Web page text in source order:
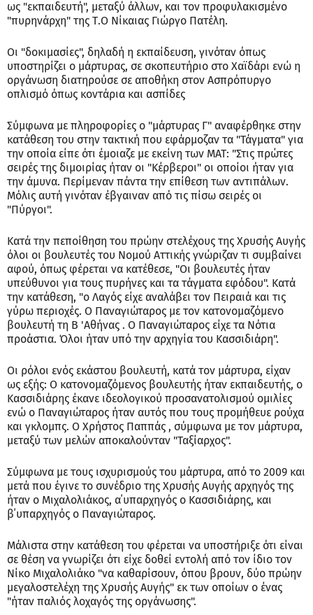
ως "εκπαιδευτή", μεταξύ άλλων, και τον προφυλακισμένο
"πυρηνάρχη" της Τ.Ο Νίκαιας Γιώργο Πατέλη.
Οι "δοκιμασίες", δηλαδή η εκπαίδευση, γινόταν όπως
υποστηρίζει ο μάρτυρας, σε σκοπευτήριο στο Χαϊδάρι ενώ η
οργάνωση διατηρούσε σε αποθήκη στον Ασπρόπυργο
οπλισμό όπως κοντάρια και ασπίδες
Σύμφωνα με πληροφορίες ο "μάρτυρας Γ" αναφέρθηκε στην
κατάθεση του στην τακτική που εφάρμοζαν τα "Τάγματα" για
την οποία είπε ότι έμοιαζε με εκείνη των ΜΑΤ: "Στις πρώτες
σειρές της διμοιρίας ήταν οι "Κέρβεροι" οι οποίοι ήταν για
την άμυνα. Περίμεναν πάντα την επίθεση των αντιπάλων.
Μόλις αυτή γινόταν έβγαιναν από τις πίσω σειρές οι
"Πύργοι".
Κατά την πεποίθηση του πρώην στελέχους της Χρυσής Αυγής
όλοι οι βουλευτές του Νομού Αττικής γνώριζαν τι συμβαίνει
αφού, όπως φέρεται να κατέθεσε, "Οι βουλευτές ήταν
υπεύθυνοι για τους πυρήνες και τα τάγματα εφόδου". Κατά
την κατάθεση, "ο Λαγός είχε αναλάβει τον Πειραιά και τις
γύρω περιοχές. Ο Παναγιώταρος με τον κατονομαζόμενο
βουλευτή τη Β 'Αθήνας . Ο Παναγιώταρος είχε τα Νότια
προάστια. Όλοι ήταν υπό την αρχηγία του Κασσιδιάρη".
Οι ρόλοι ενός εκάστου βουλευτή, κατά τον μάρτυρα, είχαν
ως εξής: Ο κατονομαζόμενος βουλευτής ήταν εκπαιδευτής, ο
Κασσιδιάρης έκανε ιδεολογικού προσανατολισμού ομιλίες
ενώ ο Παναγιώταρος ήταν αυτός που τους προμήθευε ρούχα
και γκλομπς. Ο Χρήστος Παππάς , σύμφωνα με τον μάρτυρα,
μεταξύ των μελών αποκαλούνταν "Ταξίαρχος".
Σύμφωνα με τους ισχυρισμούς του μάρτυρα, από το 2009 και
μετά που έγινε το συνέδριο της Χρυσής Αυγής αρχηγός της
ήταν ο Μιχαλολιάκος, α΄υπαρχηγός ο Κασσιδιάρης, και
β΄υπαρχηγός ο Παναγιώταρος.
Μάλιστα στην κατάθεση του φέρεται να υποστήριξε ότι είναι
σε θέση να γνωρίζει ότι είχε δοθεί εντολή από τον ίδιο τον
Νίκο Μιχαλολιάκο "να καθαρίσουν, όπου βρουν, δύο πρώην
μεγαλοστελέχη της Χρυσής Αυγής" εκ των οποίων ο ένας
"ήταν παλιός λοχαγός της οργάνωσης".